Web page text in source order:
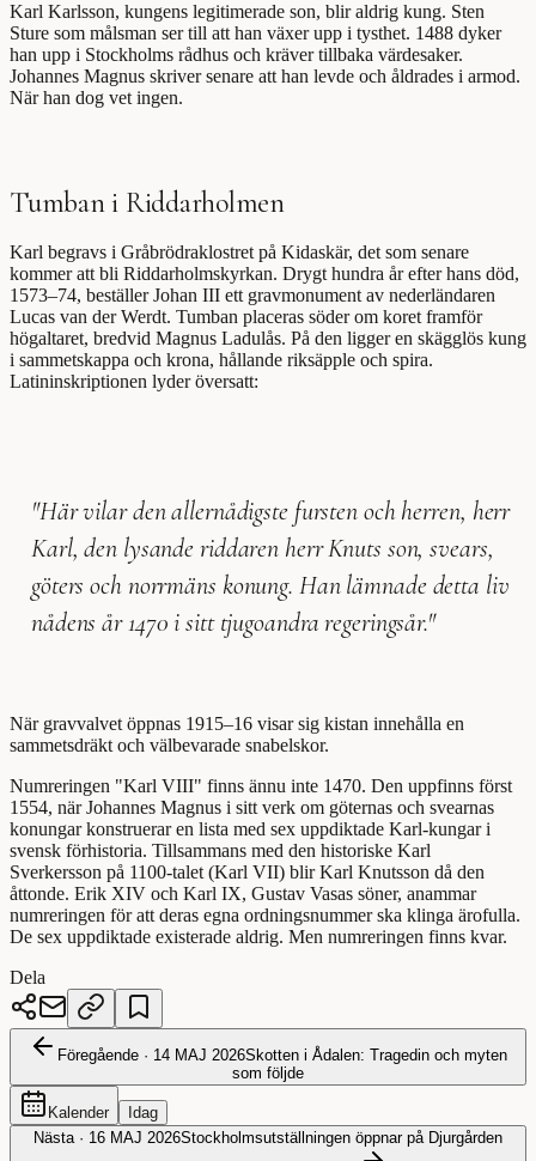
Karl Karlsson, kungens legitimerade son, blir aldrig kung. Sten
Sture som målsman ser till att han växer upp i tysthet. 1488 dyker
han upp i Stockholms rådhus och kräver tillbaka värdesaker.
Johannes Magnus skriver senare att han levde och åldrades i armod.
När han dog vet ingen.
Tumban i Riddarholmen
Karl begravs i Gråbrödraklostret på Kidaskär, det som senare
kommer att bli Riddarholmskyrkan. Drygt hundra år efter hans död,
1573–74, beställer Johan III ett gravmonument av nederländaren
Lucas van der Werdt. Tumban placeras söder om koret framför
högaltaret, bredvid Magnus Ladulås. På den ligger en skägglös kung
i sammetskappa och krona, hållande riksäpple och spira.
Latininskriptionen lyder översatt:
"Här vilar den allernådigste fursten och herren, herr
Karl, den lysande riddaren herr Knuts son, svears,
göters och norrmäns konung. Han lämnade detta liv
nådens år 1470 i sitt tjugoandra regeringsår."
När gravvalvet öppnas 1915–16 visar sig kistan innehålla en
sammetsdräkt och välbevarade snabelskor.
Numreringen "Karl VIII" finns ännu inte 1470. Den uppfinns först
1554, när Johannes Magnus i sitt verk om göternas och svearnas
konungar konstruerar en lista med sex uppdiktade Karl-kungar i
svensk förhistoria. Tillsammans med den historiske Karl
Sverkersson på 1100-talet (Karl VII) blir Karl Knutsson då den
åttonde. Erik XIV och Karl IX, Gustav Vasas söner, anammar
numreringen för att deras egna ordningsnummer ska klinga ärofulla.
De sex uppdiktade existerade aldrig. Men numreringen finns kvar.
Dela
Föregående · 14 MAJ 2026Skotten i Ådalen: Tragedin och myten
som följde
Kalender
Idag
Nästa · 16 MAJ 2026Stockholmsutställningen öppnar på Djurgården